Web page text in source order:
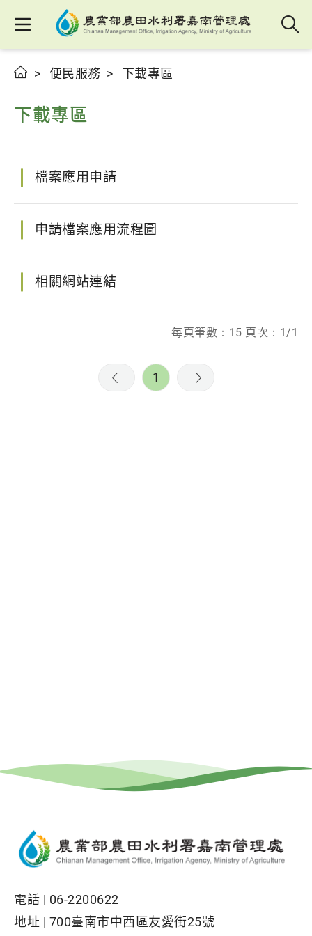
便民服務 下載專區
下載專區
檔案應用申請
申請檔案應用流程圖
相關網站連結
每頁筆數：15 頁次：1/1
1
電話 | 06-2200622
地址 | 700臺南市中西區友愛街25號